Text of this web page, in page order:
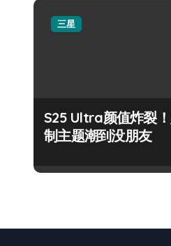
三星
S25 Ultra颜值炸裂
制主题潮到没朋友